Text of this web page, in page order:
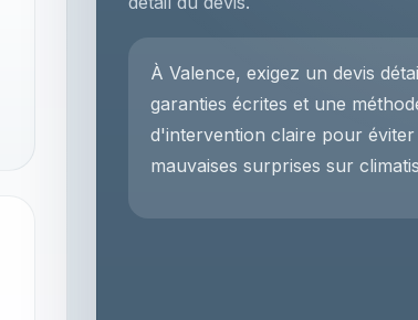
À Valence, exigez un devis
garanties écrites et une
d'intervention claire pour éviter
mauvaises surprises sur